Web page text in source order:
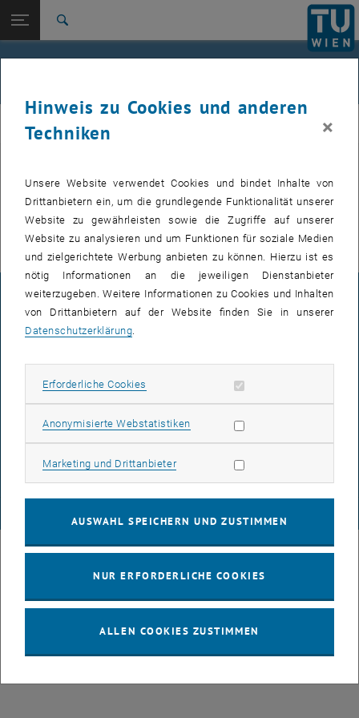
TU Login
Studium
International
Zur 1. Menü Ebene
E307-02-1-Forschungsgruppe Maschinenelemente und
Luftfahrtgetriebe
Zurück: Subseiten von E307-02-1-Forschungsgruppe
Maschinenelemente und
Luftfahrtgetriebe
Veranstaltungen
MEL
VERANSTALTUNGEN VOM 20. JULI 2026
Es gibt keine Veranstaltungen in der aktuellen Ansicht.
IMPRESSUM
COOKIEEINSTELLUNGEN
Hinweis zu Cookies und anderen
Techniken
×
Unsere Website verwendet Cookies und bindet Inhalte von
Drittanbietern ein, um die grundlegende Funktionalität unserer
Website zu gewährleisten sowie die Zugriffe auf unserer
Website zu analysieren und um Funktionen für soziale Medien
und zielgerichtete Werbung anbieten zu können. Hierzu ist es
nötig Informationen an die jeweiligen Dienstanbieter
weiterzugeben. Weitere Informationen zu Cookies und Inhalten
von Drittanbietern auf der Website finden Sie in unserer
Datenschutzerklärung.
Erforderliche Cookies Erforderliche Cookies zulassen
Anonymisierte WebstatistikenStatistik Cookies zulassen
Marketing und DrittanbieterMarketing Cookies zulassen
AUSWAHL SPEICHERN UND ZUSTIMMEN
NUR ERFORDERLICHE COOKIES
ALLEN COOKIES ZUSTIMMEN